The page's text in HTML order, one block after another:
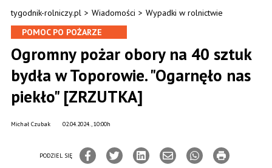
tygodnik-rolniczy.pl > Wiadomości > Wypadki w rolnictwie
POMOC PO POŻARZE
Ogromny pożar obory na 40 sztuk
bydła w Toporowie. "Ogarnęło nas
piekło" [ZRZUTKA]
02.04.2024., 10:00h
Michał Czubak
PODZIEL SIĘ